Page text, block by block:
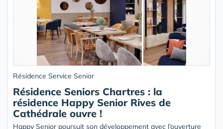
Résidence Service Senior
Résidence Seniors Chartres : la
résidence Happy Senior Rives de
Cathédrale ouvre !
Happy Senior poursuit son développement avec l’ouverture